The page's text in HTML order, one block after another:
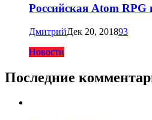
Российская Atom RPG
ДмитрийДек 20, 201893
Новости
Последние